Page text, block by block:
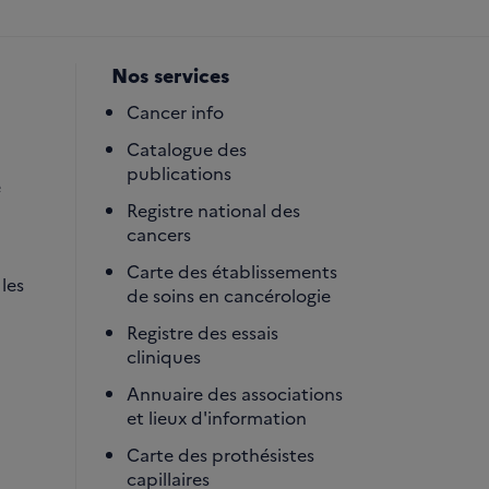
Nos services
Cancer info
Catalogue des
publications
Registre national des
cancers
Carte des établissements
de soins en cancérologie
Registre des essais
cliniques
Annuaire des associations
et lieux d'information
Carte des prothésistes
capillaires